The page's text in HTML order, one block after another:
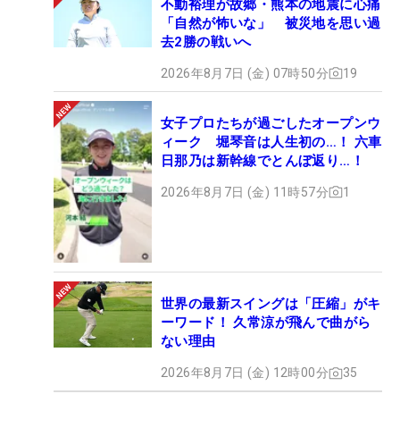
不動裕理が故郷・熊本の地震に心痛
「自然が怖いな」 被災地を思い過
去2勝の戦いへ
2026年8月7日 (金) 07時50分 19
女子プロたちが過ごしたオープンウ
ィーク 堀琴音は人生初の…！ 六車
日那乃は新幹線でとんぼ返り…！
2026年8月7日 (金) 11時57分 1
世界の最新スイングは「圧縮」がキ
ーワード！ 久常涼が飛んで曲がら
ない理由
2026年8月7日 (金) 12時00分 35